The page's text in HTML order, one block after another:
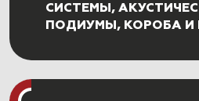
СИСТЕМЫ,
ПОДИУМЫ, КОРОБА И